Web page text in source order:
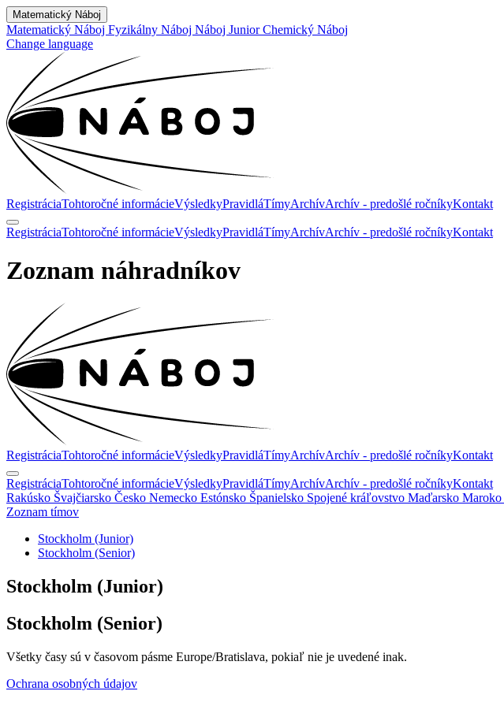
Matematický Náboj
Matematický Náboj Fyzikálny Náboj Náboj JuniorChemický Náboj
Change language
RegistráciaTohtoročné informácieVýsledkyPravidláTímyArchívArchív - predošlé ročníkyKontakt
RegistráciaTohtoročné informácieVýsledkyPravidláTímyArchívArchív - predošlé ročníkyKontakt
Zoznam náhradníkov
RegistráciaTohtoročné informácieVýsledkyPravidláTímyArchívArchív - predošlé ročníkyKontakt
RegistráciaTohtoročné informácieVýsledkyPravidláTímyArchívArchív - predošlé ročníkyKontakt
Rakúsko Švajčiarsko Česko Nemecko Estónsko Španielsko Spojené kráľovstvo Maďarsko Maroko
Zoznam tímov
Stockholm (Junior)
Stockholm (Senior)
Stockholm (Junior)
Stockholm (Senior)
Všetky časy sú v časovom pásme Europe/Bratislava, pokiaľ nie je uvedené inak.
Ochrana osobných údajov